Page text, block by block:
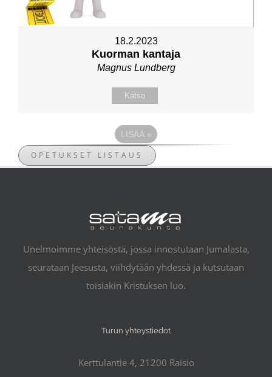
18.2.2023
Kuorman kantaja
Magnus Lundberg
Katso
LISÄÄ »
OPETUKSET LISTAUS
Unelmoimme yhteisöstä, jossa innostutaan Jumalasta,
seurataan Jeesusta, viihdytään yhdessä ja kutsutaan
toisiakin Kristuksen luo.
Turun yhteystiedot
Kerttulantie 4, 21200 Raisio